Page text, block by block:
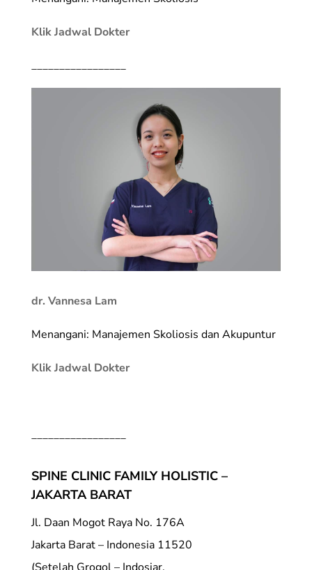
Klik Jadwal Dokter
_________________
dr. Vannesa Lam
Menangani: Manajemen Skoliosis dan Akupuntur
Klik Jadwal Dokter
_________________
SPINE CLINIC FAMILY HOLISTIC –
JAKARTA BARAT
Jl. Daan Mogot Raya No. 176A
Jakarta Barat – Indonesia 11520